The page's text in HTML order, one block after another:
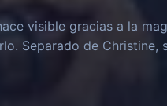
visible gracias a la
Separado de Christine,